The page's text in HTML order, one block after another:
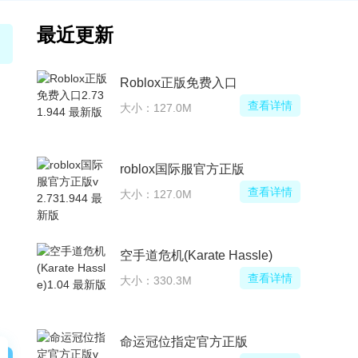
最近更新
Roblox正版免费入口
大小：127.0M 查看详情
roblox国际服官方正版
大小：127.0M 查看详情
空手道危机(Karate Hassle)
大小：330.3M 查看详情
命运冠位指定官方正版